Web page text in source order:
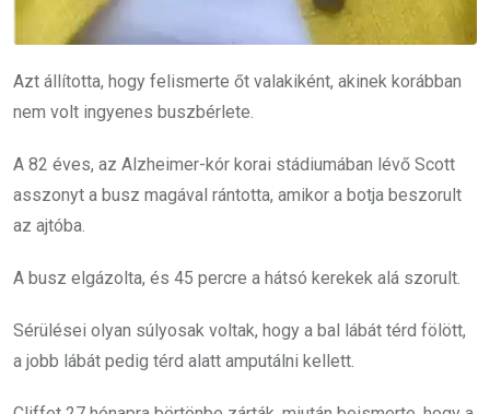
Azt állította, hogy felismerte őt valakiként, akinek korábban
nem volt ingyenes buszbérlete.
A 82 éves, az Alzheimer-kór korai stádiumában lévő Scott
asszonyt a busz magával rántotta, amikor a botja beszorult
az ajtóba.
A busz elgázolta, és 45 percre a hátsó kerekek alá szorult.
Sérülései olyan súlyosak voltak, hogy a bal lábát térd fölött,
a jobb lábát pedig térd alatt amputálni kellett.